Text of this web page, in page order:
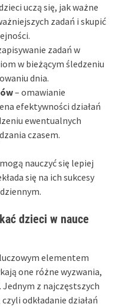
uczą się, jak ważne
zadań i skupić
zadań w
w bieżącym śledzeniu
dnia.
– omawianie
efektywności działań
ewentualnych
czasem.
nauczyć się lepiej
się na ich sukcesy
dzieci w nauce
elementem
one różne wyzwania,
z najczęstszych
czyli odkładanie działań